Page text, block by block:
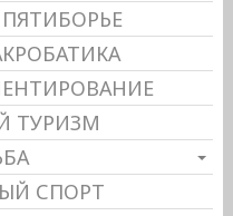
ТУРИЗМ
СПОРТ